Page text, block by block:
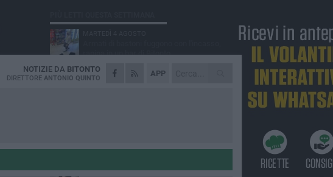
APP
NOTIZIE DA BITONTO
DIRETTORE ANTONIO QUINTO
rapina in un bar di Bitonto
VENERDÌ 31 LUGLIO
Furti d'auto, scoperta la banda tra Bitonto e
Fratelli d'Italia Bitonto: «Vicinanza alla
LUNEDÌ 3 AGOSTO